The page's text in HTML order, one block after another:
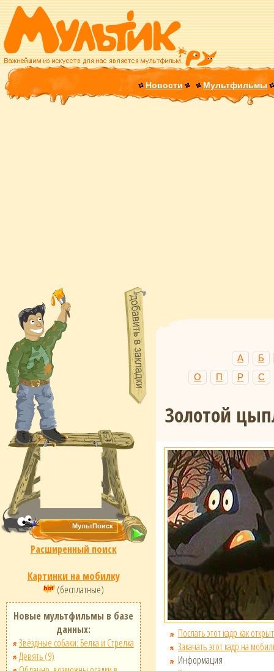
Новости Мультфильмы
Расширенный поиск
Картинки на мобилку
(бесплатные)
Новые мультфильмы в базе
данных:
Звёздные собаки: Белка и Стрелка
Девять (9)
А
Б
О
П Р С
Золотой
Послать этот кадр как
Закачать этот кадр на
Информация